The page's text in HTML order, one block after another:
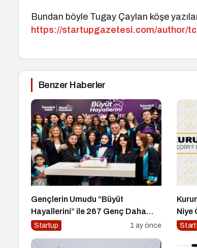
Bundan böyle Tugay Çaylan köşe
https://startupgazetesi.com/author/
Benzer Haberler
Gençlerin Umudu “Büyüt
Hayallerini” ile 267 Genç Daha
Kanatlandı
Startup 1 ay önce
Niye